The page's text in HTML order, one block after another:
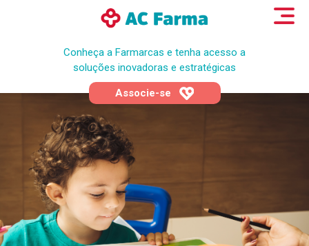
Conheça a Farmarcas e tenha acesso a
soluções inovadoras e estratégicas
Associe-se